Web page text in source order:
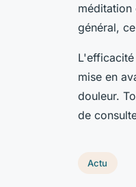
méditation
général,
mise en
douleur.
de
Actu